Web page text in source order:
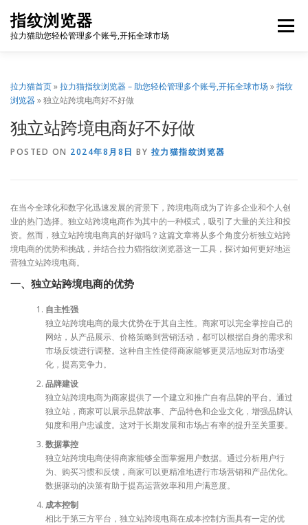
content
指纹浏览器
拉力猫助您轻松管理多个账号,开拓全球市场
Menu
联系我们 免费注册 账号登录
拉力猫首页»拉力猫指纹浏览器 – 助您轻松管理多个账号,开拓全球市场»指纹
浏览器»独立站跨境电商好不好做
独立站跨境电商好不好做
POSTED ON 2024年8月8日 BY 拉力猫指纹浏览器
在当今全球化和数字化迅速发展的背景下，跨境电商成为了许多企业和个人创
业的热门选择。独立站跨境电商作为其中的一种模式，吸引了大量的关注和投
资。然而，独立站跨境电商真的好做吗？这篇文章将从多个角度分析独立站跨
境电商的优势和挑战，并结合拉力猫指纹浏览器这一工具，探讨如何更好地运
营独立站跨境电商。
一、独立站跨境电商的优势
自主性强
独立站跨境电商的最大优势在于其自主性。商家可以完全掌控自己的
网站，从产品展示、价格策略到营销活动，都可以根据自身的需求和
市场反馈进行调整。这种自主性使得商家能够更灵活地应对市场变
化，提高竞争力。
品牌建设
独立站跨境电商为商家提供了一个建立和推广自有品牌的平台。通过
独立站，商家可以展示品牌故事、产品特色和企业文化，增强品牌认
知度和用户忠诚度。这对于长期发展和市场占有率的提升至关重要。
数据掌控
独立站跨境电商使得商家能够全面掌握用户数据。通过分析用户行
为、购买习惯和反馈，商家可以更精准地进行市场营销和产品优化。
数据驱动的决策有助于提高运营效率和用户满意度。
成本控制
相比于第三方平台，独立站跨境电商在成本控制方面具有一定的优